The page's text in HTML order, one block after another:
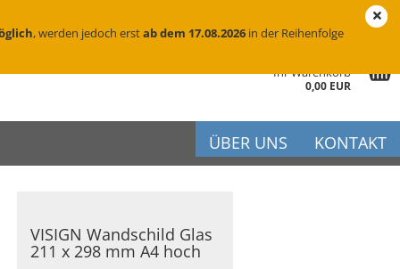
Ihr Warenkorb
0,00 EUR
, werden jedoch erstab dem 17.08.2026 in der Reihenfolge
ÜBER UNS KONTAKT
VI­SIGN Wand­schild Glas
211 x 298 mm A4 hoch